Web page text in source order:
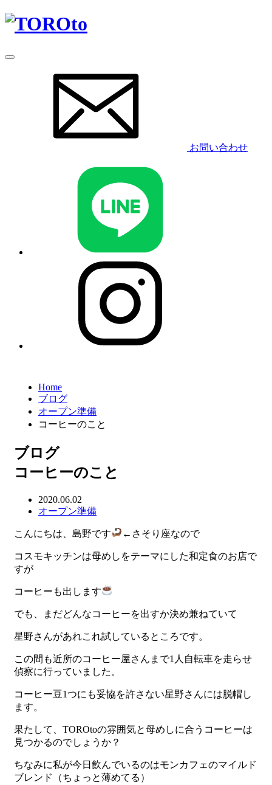
お問い合わせ
Home
ブログ
オープン準備
コーヒーのこと
ブログ
コーヒーのこと
2020.06.02
オープン準備
こんにちは、島野です ←さそり座なので
コスモキッチンは母めしをテーマにした和定食のお店で
すが
コーヒーも出します
でも、まだどんなコーヒーを出すか決め兼ねていて
星野さんがあれこれ試しているところです。
この間も近所のコーヒー屋さんまで1人自転車を走らせ
偵察に行っていました。
コーヒー豆1つにも妥協を許さない星野さんには脱帽し
ます。
果たして、TOROtoの雰囲気と母めしに合うコーヒーは
見つかるのでしょうか？
ちなみに私が今日飲んでいるのはモンカフェのマイルド
ブレンド（ちょっと薄めてる）